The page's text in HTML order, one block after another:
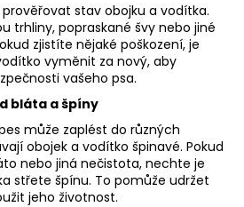
stav obojku a vodítka.
trhliny, popraskané švy nebo jiné
zjistíte nějaké poškození, je
vyměnit za nový, aby
vašeho psa.
bláta a špíny
může zaplést do různých
obojek a vodítko špinavé. Pokud
nebo jiná nečistota, nechte je
střete špínu. To pomůže udržet
jeho životnost.